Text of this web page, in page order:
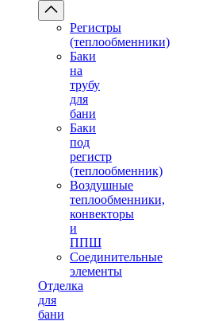
Регистры
(теплообменники)
Баки
на
трубу
для
бани
Баки
под
регистр
(теплообменник)
Воздушные
теплообменники,
конвекторы
и
ППШ
Соединительные
элементы
Отделка
для
бани